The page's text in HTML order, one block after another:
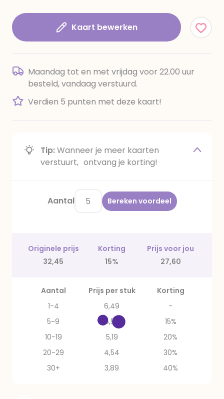
Kaart bewerken
Maandag tot en met vrijdag voor 22.00 uur
besteld, vandaag verstuurd.
Verdien 5 punten met deze kaart!
Tip:Wanneer je meer kaarten
verstuurt, ontvang je korting!
Aantal Bereken voordeel
Originele prijs Korting
Prijs voor jou
32,45
15% 27,60
Aantal Prijs per stuk
Korting
1-4
6,49
-
5-9
5,52
15%
10-19
5,19
20%
20-29
4,54
30%
30+
3,89 40%